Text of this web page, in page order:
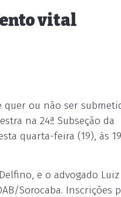
vital
quer ou não ser
na 24ª Subseção da
quarta-feira (19), às
e o advogado Luiz
Sorocaba. Inscrições